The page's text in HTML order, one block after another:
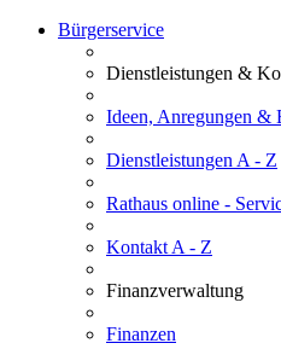
Bürgerservice
Dienstleistungen &
Ideen, Anregungen &
Dienstleistungen A - Z
Rathaus online -
Kontakt A - Z
Finanzverwaltung
Finanzen